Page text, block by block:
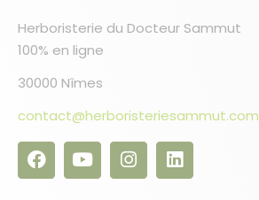
Herboristerie du Docteur Sammut
100% en ligne
30000 Nîmes
contact@herboristeriesammut.com